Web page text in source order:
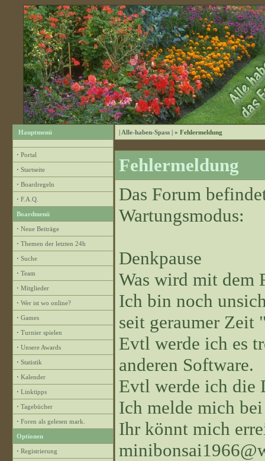
Hauptmenü
· Portal
· Startseite
· Boardregeln
· F.A.Q.
Boardmenü
· Neue Beiträge
· Themen der letzten 24h
· Suche
· Team
· Mitglieder
· Wer ist wo online?
· Games
· Turnier spielen
· Unsere Awards
· Statistik
· Kalender
· Linktipps
· Tagebücher
· Foren als gelesen mark.
Optionen
· Registrierung
| Alle-haben-Spass | » Fehlermeldung
Fehlermeldung
Das Forum
Wartungsmodus:
Denkpause
Was wird mit dem
Ich bin noch
seit geraumer Zeit
Evtl werde ich es
anderen Software.
Evtl werde ich die
Ich melde mich
Ihr könnt mich